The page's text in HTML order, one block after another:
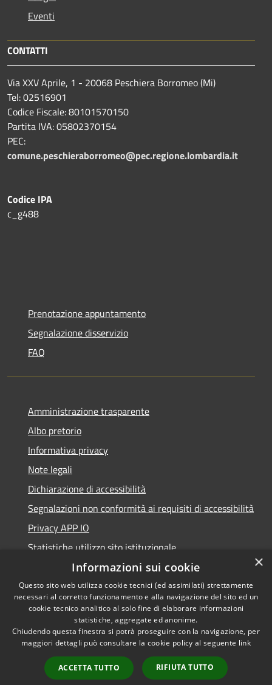
Eventi
CONTATTI
Via XXV Aprile, 1 - 20068 Peschiera Borromeo (Mi)
Tel: 02516901
Codice Fiscale: 80101570150
Partita IVA: 05802370154
PEC:
comune.peschieraborromeo@pec.regione.lombardia.it
Codice IPA
c_g488
Prenotazione appuntamento
Segnalazione disservizio
FAQ
Amministrazione trasparente
Albo pretorio
Informativa privacy
Note legali
Dichiarazione di accessibilità
Segnalazioni non conformità ai requisiti di accessibilità
Privacy APP IO
Statistiche utilizzo sito istituzionale
Qualità dei Servizi Comunali
RSS
Accessibilità
Copyright © 2023 •
Città di Peschiera
Borromeo •
Powered byMunicipium
×
Informazioni sui cookie
Questo sito web utilizza cookie tecnici (ed assimilati) strettamente
necessari al corretto funzionamento e alla navigazione del sito ed un
cookie tecnico analitico al solo fine di elaborare informazioni
statistiche, aggregate ed anonime.
Chiudendo questa finestra si potrà proseguire con la navigazione, per
maggiori dettagli può consultare la cookie policy al seguente link
ACCETTA TUTTO RIFIUTA TUTTO